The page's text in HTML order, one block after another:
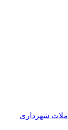
شهرداری